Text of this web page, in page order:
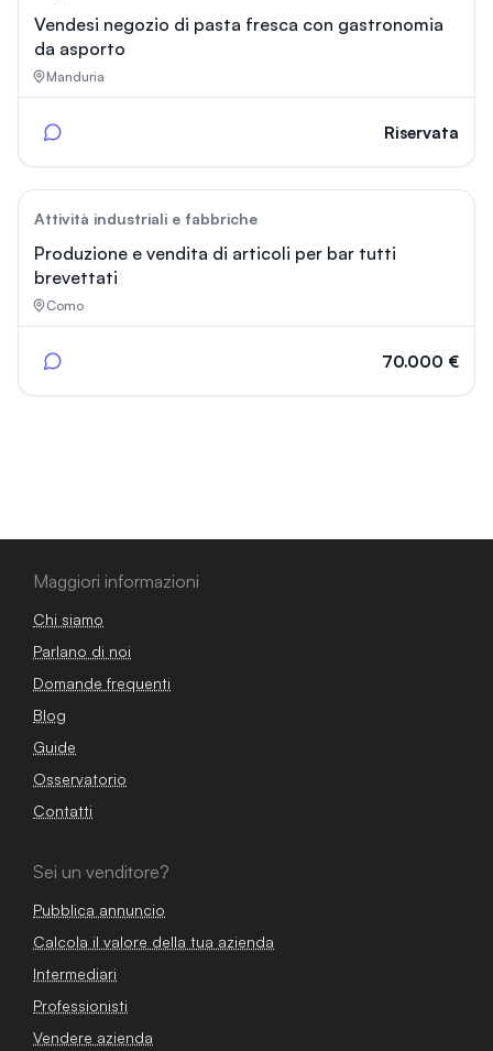
Vendesi negozio di pasta fresca con gastronomia
da asporto
Manduria
Riservata
Attività industriali e fabbriche
Produzione e vendita di articoli per bar tutti
brevettati
Como
70.000 €
Maggiori informazioni
Chi siamo
Parlano di noi
Domande frequenti
Blog
Guide
Osservatorio
Contatti
Sei un venditore?
Pubblica annuncio
Calcola il valore della tua azienda
Intermediari
Professionisti
Vendere azienda